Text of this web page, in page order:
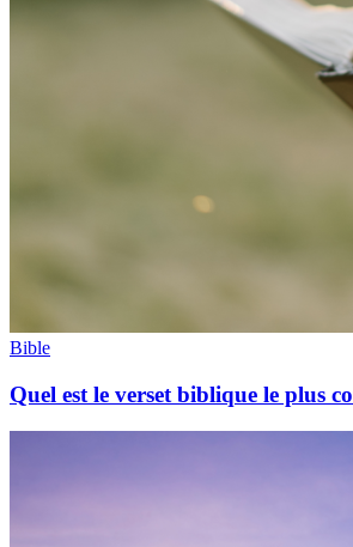
Bible
Quel est le verset biblique le plus